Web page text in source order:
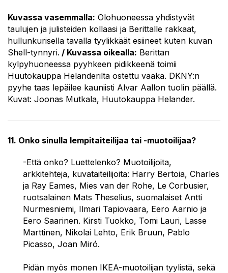
Kuvassa vasemmalla: Olohuoneessa yhdistyvät
taulujen ja julisteiden kollaasi ja Berittalle rakkaat,
hullunkurisella tavalla tyylikkäät esiineet kuten kuvan
Shell-tynnyri. / Kuvassa oikealla: Berittan
kylpyhuoneessa pyyhkeen pidikkeenä toimii
Huutokauppa Helanderilta ostettu vaaka. DKNY:n
pyyhe taas lepäilee kauniisti Alvar Aallon tuolin päällä.
Kuvat: Joonas Mutkala, Huutokauppa Helander.
11. Onko sinulla lempitaiteilijaa tai -muotoilijaa?
-Että onko? Luettelenko? Muotoilijoita,
arkkitehteja, kuvataiteilijoita: Harry Bertoia, Charles
ja Ray Eames, Mies van der Rohe, Le Corbusier,
ruotsalainen Mats Theselius, suomalaiset Antti
Nurmesniemi, Ilmari Tapiovaara, Eero Aarnio ja
Eero Saarinen. Kirsti Tuokko, Tomi Lauri, Lasse
Marttinen, Nikolai Lehto, Erik Bruun, Pablo
Picasso, Joan Miró.
Pidän myös monen IKEA-muotoilijan tyylistä, sekä